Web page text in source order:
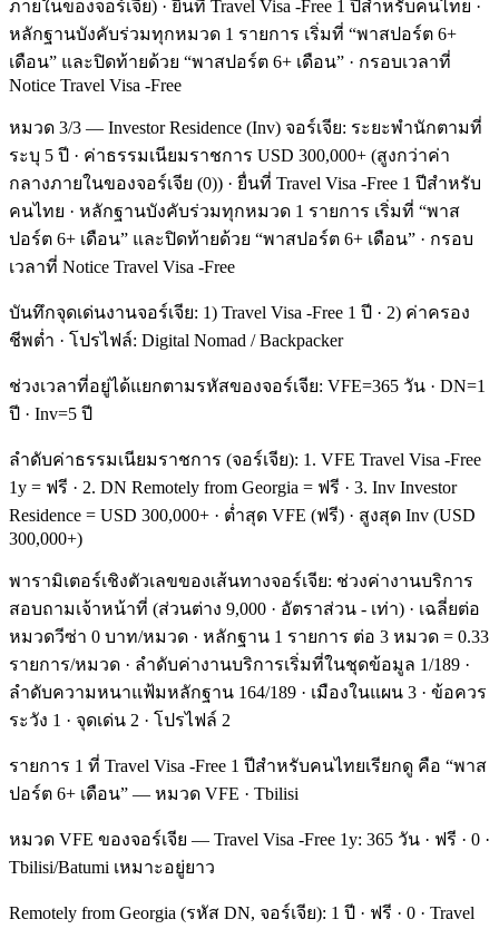
ภายในของจอร์เจีย) · ยื่นที่ Travel Visa -Free 1 ปีสำหรับคนไทย ·
หลักฐานบังคับร่วมทุกหมวด 1 รายการ เริ่มที่ “พาสปอร์ต 6+
เดือน” และปิดท้ายด้วย “พาสปอร์ต 6+ เดือน” · กรอบเวลาที่
Notice Travel Visa -Free
หมวด 3/3 — Investor Residence (Inv) จอร์เจีย: ระยะพำนักตามที่
ระบุ 5 ปี · ค่าธรรมเนียมราชการ USD 300,000+ (สูงกว่าค่า
กลางภายในของจอร์เจีย (0)) · ยื่นที่ Travel Visa -Free 1 ปีสำหรับ
คนไทย · หลักฐานบังคับร่วมทุกหมวด 1 รายการ เริ่มที่ “พาส
ปอร์ต 6+ เดือน” และปิดท้ายด้วย “พาสปอร์ต 6+ เดือน” · กรอบ
เวลาที่ Notice Travel Visa -Free
บันทึกจุดเด่นงานจอร์เจีย: 1) Travel Visa -Free 1 ปี · 2) ค่าครอง
ชีพต่ำ · โปรไฟล์: Digital Nomad / Backpacker
ช่วงเวลาที่อยู่ได้แยกตามรหัสของจอร์เจีย: VFE=365 วัน · DN=1
ปี · Inv=5 ปี
ลำดับค่าธรรมเนียมราชการ (จอร์เจีย): 1. VFE Travel Visa -Free
1y = ฟรี · 2. DN Remotely from Georgia = ฟรี · 3. Inv Investor
Residence = USD 300,000+ · ต่ำสุด VFE (ฟรี) · สูงสุด Inv (USD
300,000+)
พารามิเตอร์เชิงตัวเลขของเส้นทางจอร์เจีย: ช่วงค่างานบริการ
สอบถามเจ้าหน้าที่ (ส่วนต่าง 9,000 · อัตราส่วน - เท่า) · เฉลี่ยต่อ
หมวดวีซ่า 0 บาท/หมวด · หลักฐาน 1 รายการ ต่อ 3 หมวด = 0.33
รายการ/หมวด · ลำดับค่างานบริการเริ่มที่ในชุดข้อมูล 1/189 ·
ลำดับความหนาแฟ้มหลักฐาน 164/189 · เมืองในแผน 3 · ข้อควร
ระวัง 1 · จุดเด่น 2 · โปรไฟล์ 2
รายการ 1 ที่ Travel Visa -Free 1 ปีสำหรับคนไทยเรียกดู คือ “พาส
ปอร์ต 6+ เดือน” — หมวด VFE · Tbilisi
หมวด VFE ของจอร์เจีย — Travel Visa -Free 1y: 365 วัน · ฟรี · 0 ·
Tbilisi/Batumi เหมาะอยู่ยาว
Remotely from Georgia (รหัส DN, จอร์เจีย): 1 ปี · ฟรี · 0 · Travel